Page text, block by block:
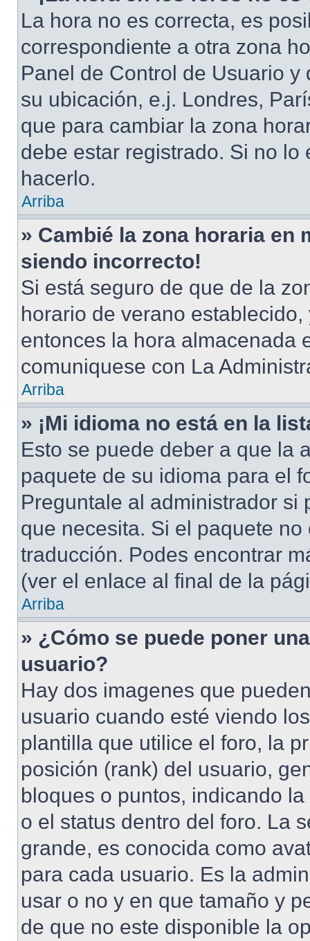
La hora no es correcta, es
correspondiente a otra zona
Panel de Control de Usuario
su ubicación, e.j. Londres,
que para cambiar la zona
debe estar registrado. Si no
hacerlo.
Arriba
» Cambié la zona horaria en
siendo incorrecto!
Si está seguro de que de la
horario de verano
entonces la hora almacenada
comuniquese con La
Arriba
» ¡Mi idioma no está en la
Esto se puede deber a que la
paquete de su idioma para el
Preguntale al administrador si
que necesita. Si el paquete
traducción. Podes encontrar
(ver el enlace al final de la
Arriba
» ¿Cómo se puede poner
usuario?
Hay dos imagenes que
usuario cuando esté viendo
plantilla que utilice el foro, la
posición (rank) del usuario,
bloques o puntos, indicando
o el status dentro del foro. La
grande, es conocida como
para cada usuario. Es la
usar o no y en que tamaño y
de que no este disponible la